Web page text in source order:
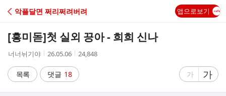
C
A
악플달면 쩌리쩌려버려 앱으로보기
[흥미돋]첫 실외 끙아 - 희희 신나
작
자
너너뉘기야
작
시
간
26.05.06
조
수
24,848
목록 댓글 18
글
가
글
자
가